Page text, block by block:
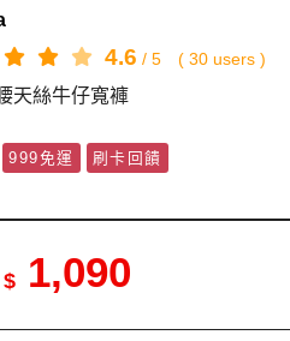
4.6 / 5 ( 30 users )
天絲牛仔寬褲
999免運 刷卡回饋
1,090